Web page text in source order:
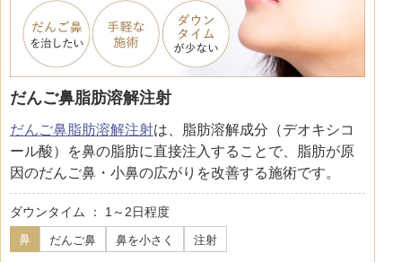
だんご鼻脂肪溶解注射
だんご鼻脂肪溶解注射は、脂肪溶解成分（デオキシコ
ール酸）を鼻の脂肪に直接注入することで、脂肪が原
因のだんご鼻・小鼻の広がりを改善する施術です。
ダウンタイム ： 1～2日程度
鼻 だんご鼻 鼻を小さく 注射